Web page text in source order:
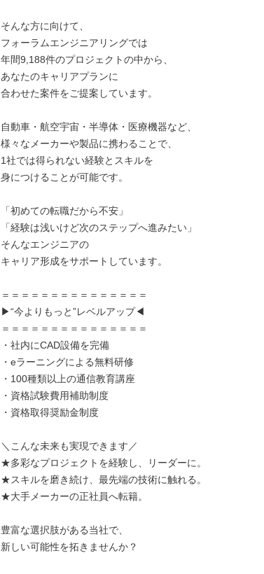
そんな方に向けて、
フォーラムエンジニアリングでは
年間9,188件のプロジェクトの中から、
あなたのキャリアプランに
合わせた案件をご提案しています。
自動車・航空宇宙・半導体・医療機器など、
様々なメーカーや製品に携わることで、
1社では得られない経験とスキルを
身につけることが可能です。
「初めての転職だから不安」
「経験は浅いけど次のステップへ進みたい」
そんなエンジニアの
キャリア形成をサポートしています。
＝＝＝＝＝＝＝＝＝＝＝＝＝＝＝
▶“今よりもっと”レベルアップ◀
＝＝＝＝＝＝＝＝＝＝＝＝＝＝＝
・社内にCAD設備を完備
・eラーニングによる無料研修
・100種類以上の通信教育講座
・資格試験費用補助制度
・資格取得奨励金制度
＼こんな未来も実現できます／
★多彩なプロジェクトを経験し、リーダーに。
★スキルを磨き続け、最先端の技術に触れる。
★大手メーカーの正社員へ転籍。
豊富な選択肢がある当社で、
新しい可能性を拓きませんか？